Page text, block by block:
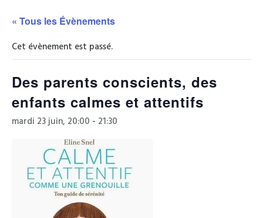
« Tous les Évènements
Cet évènement est passé.
Des parents conscients, des
enfants calmes et attentifs
mardi 23 juin, 20:00 - 21:30